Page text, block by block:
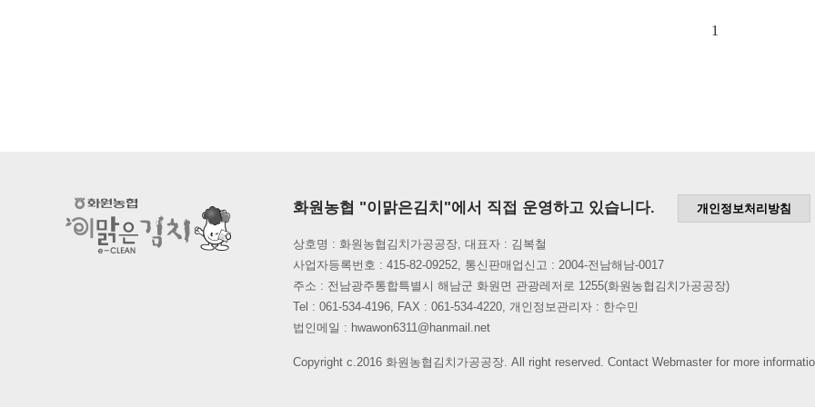
1
화원농협 "이맑은김치"에서 직접 운영하고 있습니다. 개인정보처리방침
상호명 : 화원농협김치가공공장, 대표자 : 김복철
사업자등록번호 : 415-82-09252, 통신판매업신고 : 2004-전남해남-0017
주소 : 전남광주통합특별시 해남군 화원면 관광레저로 1255(화원농협김치가공공장)
Tel : 061-534-4196, FAX : 061-534-4220, 개인정보관리자 : 한수민
법인메일 : hwawon6311@hanmail.net
Copyright c.2016 화원농협김치가공공장. All right reserved. Contact Webmaster for more